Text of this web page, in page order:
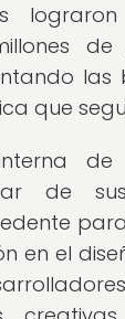
de
las
que
de
de sus
en el